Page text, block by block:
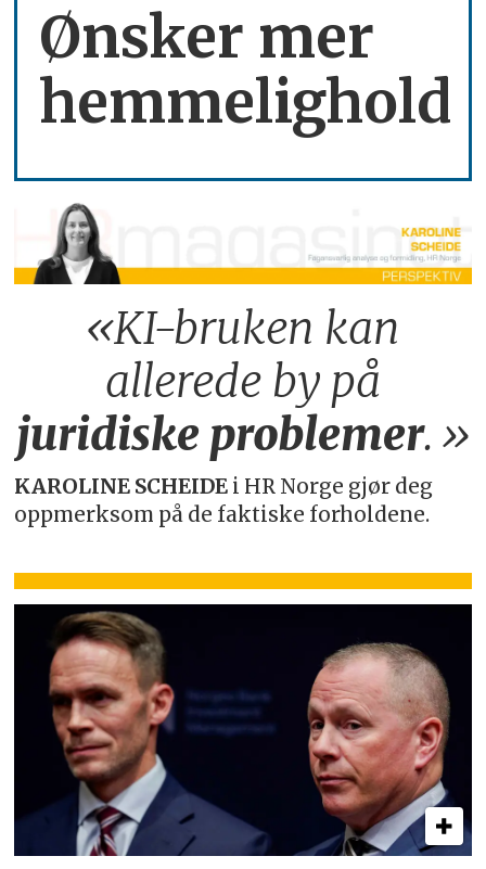
Ønsker mer
hemmelighold
«KI-bruken kan
allerede by på
juridiske problemer.»
KAROLINE SCHEIDE i HR Norge gjør deg
oppmerksom på de faktiske forholdene.